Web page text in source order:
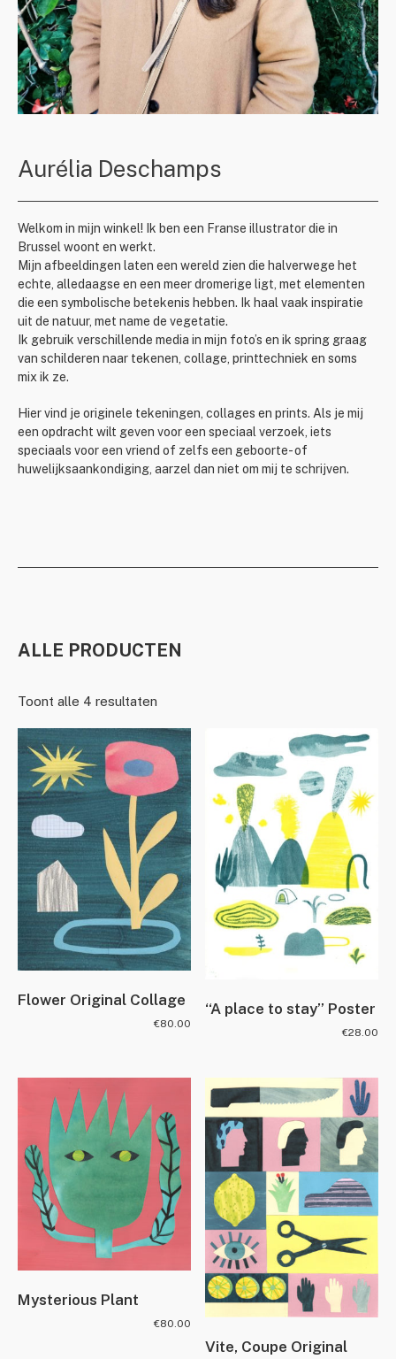
Aurélia Deschamps
Welkom in mijn winkel! Ik ben een Franse illustrator die in
Brussel woont en werkt.
Mijn afbeeldingen laten een wereld zien die halverwege het
echte, alledaagse en een meer dromerige ligt, met elementen
die een symbolische betekenis hebben. Ik haal vaak inspiratie
uit de natuur, met name de vegetatie.
Ik gebruik verschillende media in mijn foto’s en ik spring graag
van schilderen naar tekenen, collage, printtechniek en soms
mix ik ze.
Hier vind je originele tekeningen, collages en prints. Als je mij
een opdracht wilt geven voor een speciaal verzoek, iets
speciaals voor een vriend of zelfs een geboorte- of
huwelijksaankondiging, aarzel dan niet om mij te schrijven.
ALLE PRODUCTEN
Toont alle 4 resultaten
Flower Original Collage
€80.00
“A place to stay” Poster
€28.00
Mysterious Plant
€80.00
Vite, Coupe Original